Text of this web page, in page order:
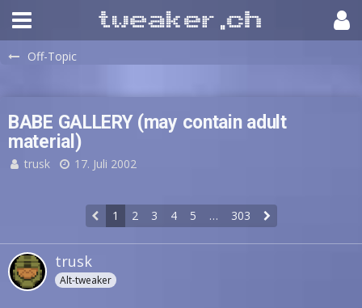
Off-Topic
BABE GALLERY (may contain adult
material)
trusk 17. Juli 2002
1 2 3 4 5 … 303
trusk
Alt-tweaker